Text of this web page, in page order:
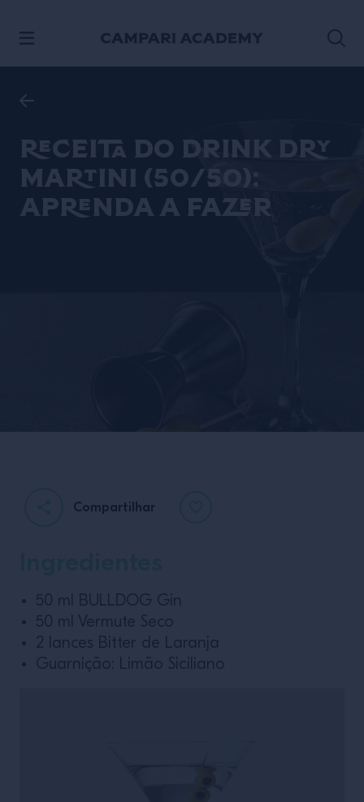
Receita do drink Dry
Martini (50/50):
aprenda a fazer
Compartilhar
50 ml BULLDOG Gin
50 ml Vermute Seco
2 lances Bitter de Laranja
Guarnição: Limão Siciliano